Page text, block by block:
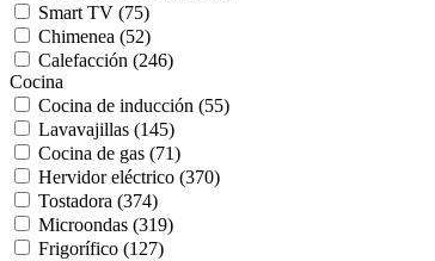
Smart TV (75)
Chimenea (52)
Calefacción (246)
Cocina
Cocina de inducción (55)
Lavavajillas (145)
Cocina de gas (71)
Hervidor eléctrico (370)
Tostadora (374)
Microondas (319)
Frigorífico (127)